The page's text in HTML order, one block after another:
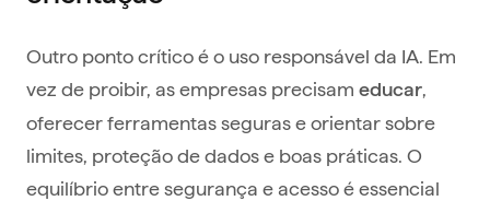
Outro ponto crítico é o uso responsável da IA. Em
vez de proibir, as empresas precisam educar
oferecer ferramentas seguras e orientar sobre
limites, proteção de dados e boas práticas. O
equilíbrio entre segurança e acesso é essencial